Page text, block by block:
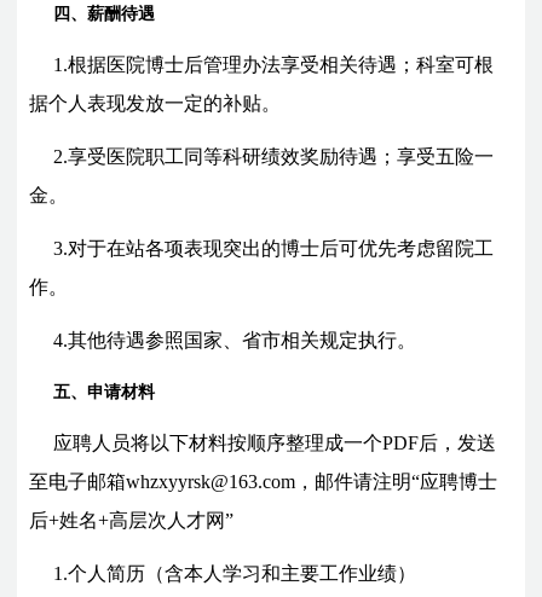
四、薪酬待遇
1.根据医院博士后管理办法享受相关待遇；科室可根
据个人表现发放一定的补贴。
2.享受医院职工同等科研绩效奖励待遇；享受五险一
金。
3.对于在站各项表现突出的博士后可优先考虑留院工
作。
4.其他待遇参照国家、省市相关规定执行。
五、申请材料
应聘人员将以下材料按顺序整理成一个PDF后，发送
至电子邮箱whzxyyrsk@163.com，邮件请注明“应聘博士
后+姓名+高层次人才网”
1.个人简历（含本人学习和主要工作业绩）